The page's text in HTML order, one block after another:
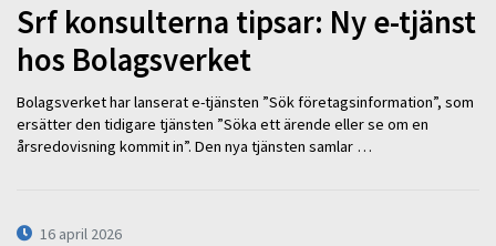
Srf konsulterna tipsar: Ny e-tjänst
hos Bolagsverket
Bolagsverket har lanserat e-tjänsten ”Sök företagsinformation”, som
ersätter den tidigare tjänsten ”Söka ett ärende eller se om en
årsredovisning kommit in”. Den nya tjänsten samlar …
16 april 2026